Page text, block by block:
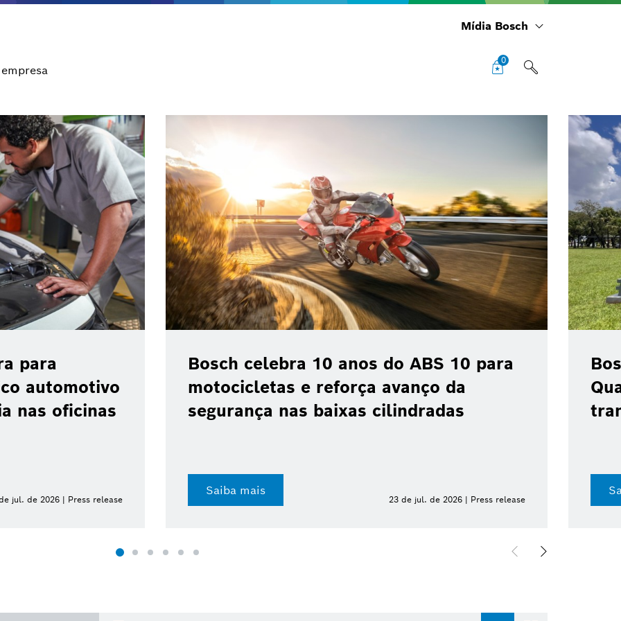
Mídia Bosch
0
10 para
da
jul. de 2026 | Press release
Bosch anuncia colaboração com a
Qualcomm para acelerar a
transformação industrial no Brasil
Saiba mais
8 de jul. de 2026 | Press release